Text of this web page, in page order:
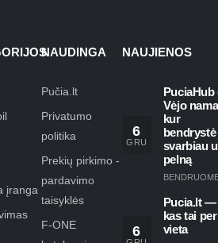
įranga
NAUDINGA
Pučia.lt
Privatumo
politika
Prekių pirkimo -
pardavimo
taisyklės
F-ONE
NAUJIENOS
6
GRU
PuciaHub
Vėjo
kur
bendrystė
svarbiau
pelną
6
Pucia.lt —
kas tai per
vieta